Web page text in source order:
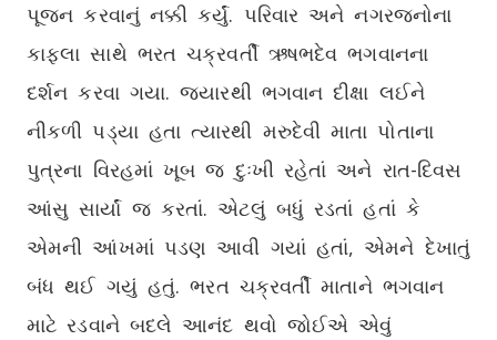
પૂજન કરવાનું નક્કી કર્યું. પરિવાર અને નગરજનોના
કાફલા સાથે ભરત ચક્રવર્તી ઋષભદેવ ભગવાનના
દર્શન કરવા ગયા. જ્યારથી ભગવાન દીક્ષા લઈને
નીકળી પડ્યા હતા ત્યારથી મરુદેવી માતા પોતાના
પુત્રના વિરહમાં ખૂબ જ દુઃખી રહેતાં અને રાત-દિવસ
આંસુ સાર્યાં જ કરતાં. એટલું બધું રડતાં હતાં કે
એમની આંખમાં પડણ આવી ગયાં હતાં, એમને દેખાતું
બંધ થઈ ગયું હતું. ભરત ચક્રવર્તી માતાને ભગવાન
માટે રડવાને બદલે આનંદ થવો જોઈએ એવું